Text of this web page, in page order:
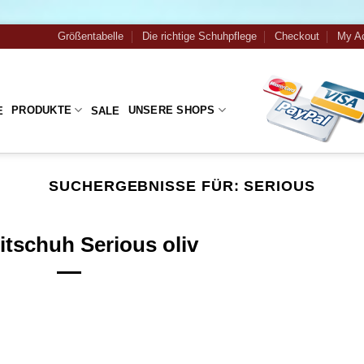
Größentabelle Die richtige Schuhpflege Checkout My
PRODUKTE SALE UNSERE SHOPS
SUCHERGEBNISSE FÜR:SERIOUS
Serious oliv